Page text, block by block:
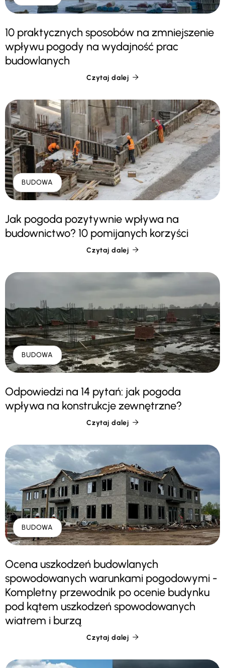
10 praktycznych sposobów na zmniejszenie
wpływu pogody na wydajność prac
budowlanych
Czytaj dalej 
BUDOWA
Jak pogoda pozytywnie wpływa na
budownictwo? 10 pomijanych korzyści
Czytaj dalej 
BUDOWA
Odpowiedzi na 14 pytań: jak pogoda
wpływa na konstrukcje zewnętrzne?
Czytaj dalej 
BUDOWA
Ocena uszkodzeń budowlanych
spowodowanych warunkami pogodowymi -
Kompletny przewodnik po ocenie budynku
pod kątem uszkodzeń spowodowanych
wiatrem i burzą
Czytaj dalej 